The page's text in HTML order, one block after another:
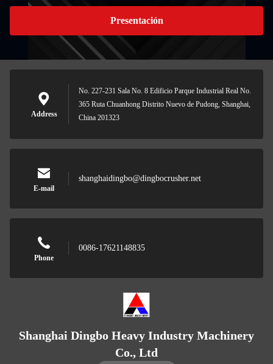
Presentación
Address
No. 227-231 Sala No. 8 Edificio Parque Industrial Real No.
365 Ruta Chuanhong Distrito Nuevo de Pudong, Shanghai,
China 201323
E-mail
shanghaidingbo@dingbocrusher.net
Phone
0086-17621148835
Shanghai Dingbo Heavy Industry Machinery
Co., Ltd